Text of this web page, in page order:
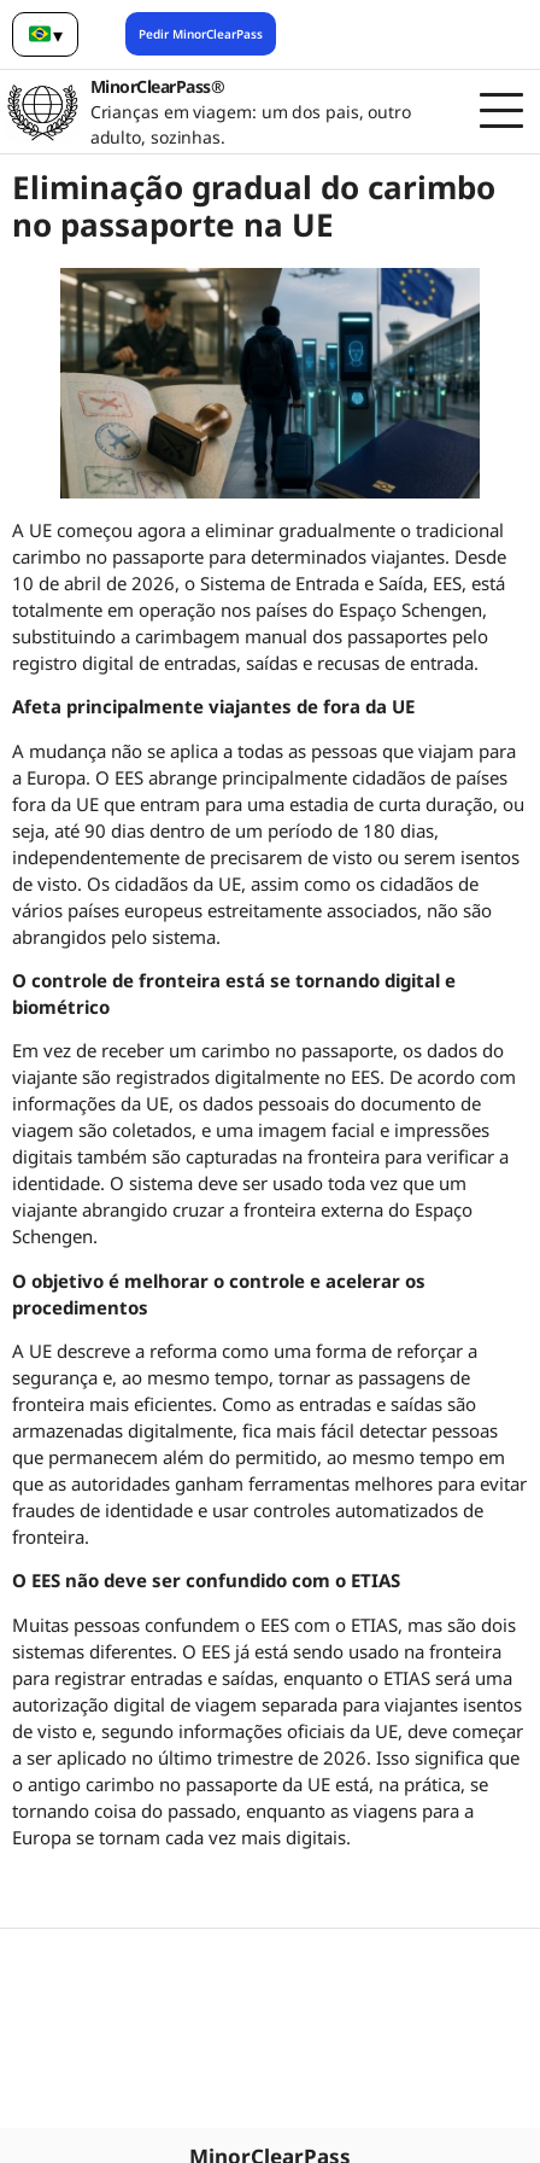
▾
Português (Brasil)
Pedir MinorClearPass
MinorClearPass®
Crianças em viagem: um dos pais, outro
adulto, sozinhas.
Eliminação gradual do carimbo
no passaporte na UE
A UE começou agora a eliminar gradualmente o tradicional
carimbo no passaporte para determinados viajantes. Desde
10 de abril de 2026, o Sistema de Entrada e Saída, EES, está
totalmente em operação nos países do Espaço Schengen,
substituindo a carimbagem manual dos passaportes pelo
registro digital de entradas, saídas e recusas de entrada.
Afeta principalmente viajantes de fora da UE
A mudança não se aplica a todas as pessoas que viajam para
a Europa. O EES abrange principalmente cidadãos de países
fora da UE que entram para uma estadia de curta duração, ou
seja, até 90 dias dentro de um período de 180 dias,
independentemente de precisarem de visto ou serem isentos
de visto. Os cidadãos da UE, assim como os cidadãos de
vários países europeus estreitamente associados, não são
abrangidos pelo sistema.
O controle de fronteira está se tornando digital e
biométrico
Em vez de receber um carimbo no passaporte, os dados do
viajante são registrados digitalmente no EES. De acordo com
informações da UE, os dados pessoais do documento de
viagem são coletados, e uma imagem facial e impressões
digitais também são capturadas na fronteira para verificar a
identidade. O sistema deve ser usado toda vez que um
viajante abrangido cruzar a fronteira externa do Espaço
Schengen.
O objetivo é melhorar o controle e acelerar os
procedimentos
A UE descreve a reforma como uma forma de reforçar a
segurança e, ao mesmo tempo, tornar as passagens de
fronteira mais eficientes. Como as entradas e saídas são
armazenadas digitalmente, fica mais fácil detectar pessoas
que permanecem além do permitido, ao mesmo tempo em
que as autoridades ganham ferramentas melhores para evitar
fraudes de identidade e usar controles automatizados de
fronteira.
O EES não deve ser confundido com o ETIAS
Muitas pessoas confundem o EES com o ETIAS, mas são dois
sistemas diferentes. O EES já está sendo usado na fronteira
para registrar entradas e saídas, enquanto o ETIAS será uma
autorização digital de viagem separada para viajantes isentos
de visto e, segundo informações oficiais da UE, deve começar
a ser aplicado no último trimestre de 2026. Isso significa que
o antigo carimbo no passaporte da UE está, na prática, se
tornando coisa do passado, enquanto as viagens para a
Europa se tornam cada vez mais digitais.
MinorClearPass